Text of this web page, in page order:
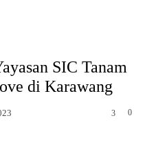
SIC Tanam
di Karawang
0
3